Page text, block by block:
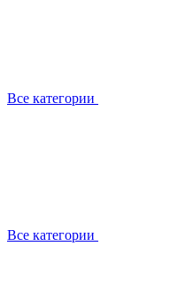
Все категории
Все категории